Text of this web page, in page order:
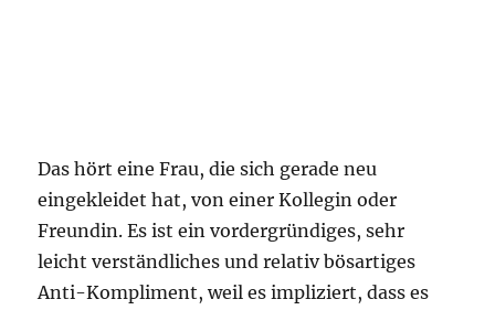
Das hört eine Frau, die sich gerade neu
eingekleidet hat, von einer Kollegin oder
Freundin. Es ist ein vordergründiges, sehr
leicht verständliches und relativ bösartiges
Anti-Kompliment, weil es impliziert, dass es